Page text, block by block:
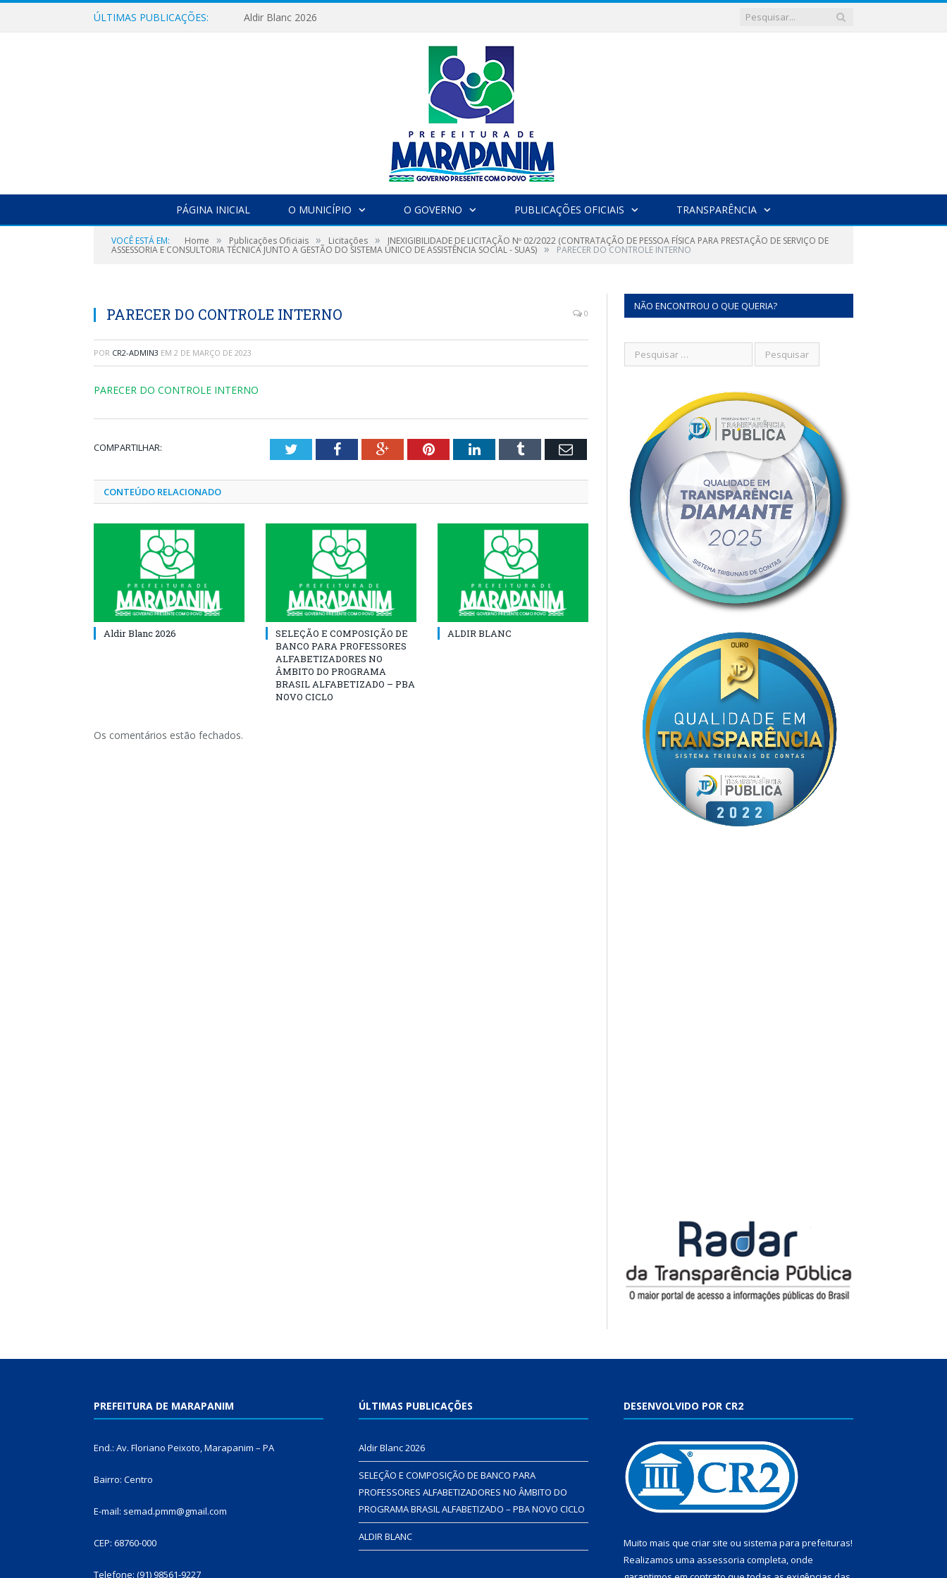
ÚLTIMAS PUBLICAÇÕES: Aldir Blanc 2026
PÁGINA INICIAL O MUNICÍPIO O GOVERNO PUBLICAÇÕES OFICIAIS TRANSPARÊNCIA
VOCÊ ESTÁ EM: Home » Publicações Oficiais » Licitações » INEXIGIBILIDADE DE LICITAÇÃO Nº 02/2022 (CONTRATAÇÃO DE PESSOA FÍSICA PARA PRESTAÇÃO DE SERVIÇO DE
ASSESSORIA E CONSULTORIA TÉCNICA JUNTO A GESTÃO DO SISTEMA ÚNICO DE ASSISTÊNCIA SOCIAL - SUAS) » PARECER DO CONTROLE INTERNO
PARECER DO CONTROLE INTERNO 0
POR CR2-ADMIN3 EM 2 DE MARÇO DE 2023
PARECER DO CONTROLE INTERNO
COMPARTILHAR: TwitterFacebookGoogle+PinterestLinkedInTumblr Email
CONTEÚDO RELACIONADO
Aldir Blanc 2026
SELEÇÃO E COMPOSIÇÃO DE
BANCO PARA PROFESSORES
ALFABETIZADORES NO
ÂMBITO DO PROGRAMA
BRASIL ALFABETIZADO – PBA
NOVO CICLO
ALDIR BLANC
Os comentários estão fechados.
NÃO ENCONTROU O QUE QUERIA?
PREFEITURA DE MARAPANIM
End.: Av. Floriano Peixoto, Marapanim – PA
Bairro: Centro
E-mail: semad.pmm@gmail.com
CEP: 68760-000
Telefone: (91) 98561-9227
ÚLTIMAS PUBLICAÇÕES
Aldir Blanc 2026
SELEÇÃO E COMPOSIÇÃO DE BANCO PARA
PROFESSORES ALFABETIZADORES NO ÂMBITO DO
PROGRAMA BRASIL ALFABETIZADO – PBA NOVO CICLO
ALDIR BLANC
DESENVOLVIDO POR CR2
Muito mais que criar site ou sistema para prefeituras!
Realizamos uma assessoria completa, onde